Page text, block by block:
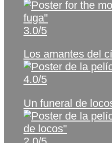
3.0/5
Los amantes del
4.0/5
Un funeral de